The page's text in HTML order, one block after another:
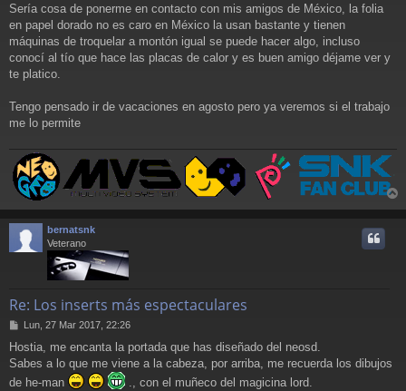
n
s
a
j
Sería cosa de ponerme en contacto con mis amigos de México, la folia
en papel dorado no es caro en México la usan bastante y tienen
máquinas de troquelar a montón igual se puede hacer algo, incluso
conocí al tío que hace las placas de calor y es buen amigo déjame ver y
te platico.
Tengo pensado ir de vacaciones en agosto pero ya veremos si el trabajo
me lo permite
r
bernatsnk
Veterano
Re: Los inserts más espectaculares
M
n
s
a
Lun, 27 Mar 2017, 22:26
Hostia, me encanta la portada que has diseñado del neosd.
Sabes a lo que me viene a la cabeza, por arriba, me recuerda los dibujos
de he-man
., con el muñeco del magicina lord.